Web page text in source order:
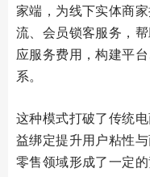
家端，为线下实体商
流、会员锁客服务，
应服务费用，构建平
系。
这种模式打破了传统
益绑定提升用户粘性
零售领域形成了一定的